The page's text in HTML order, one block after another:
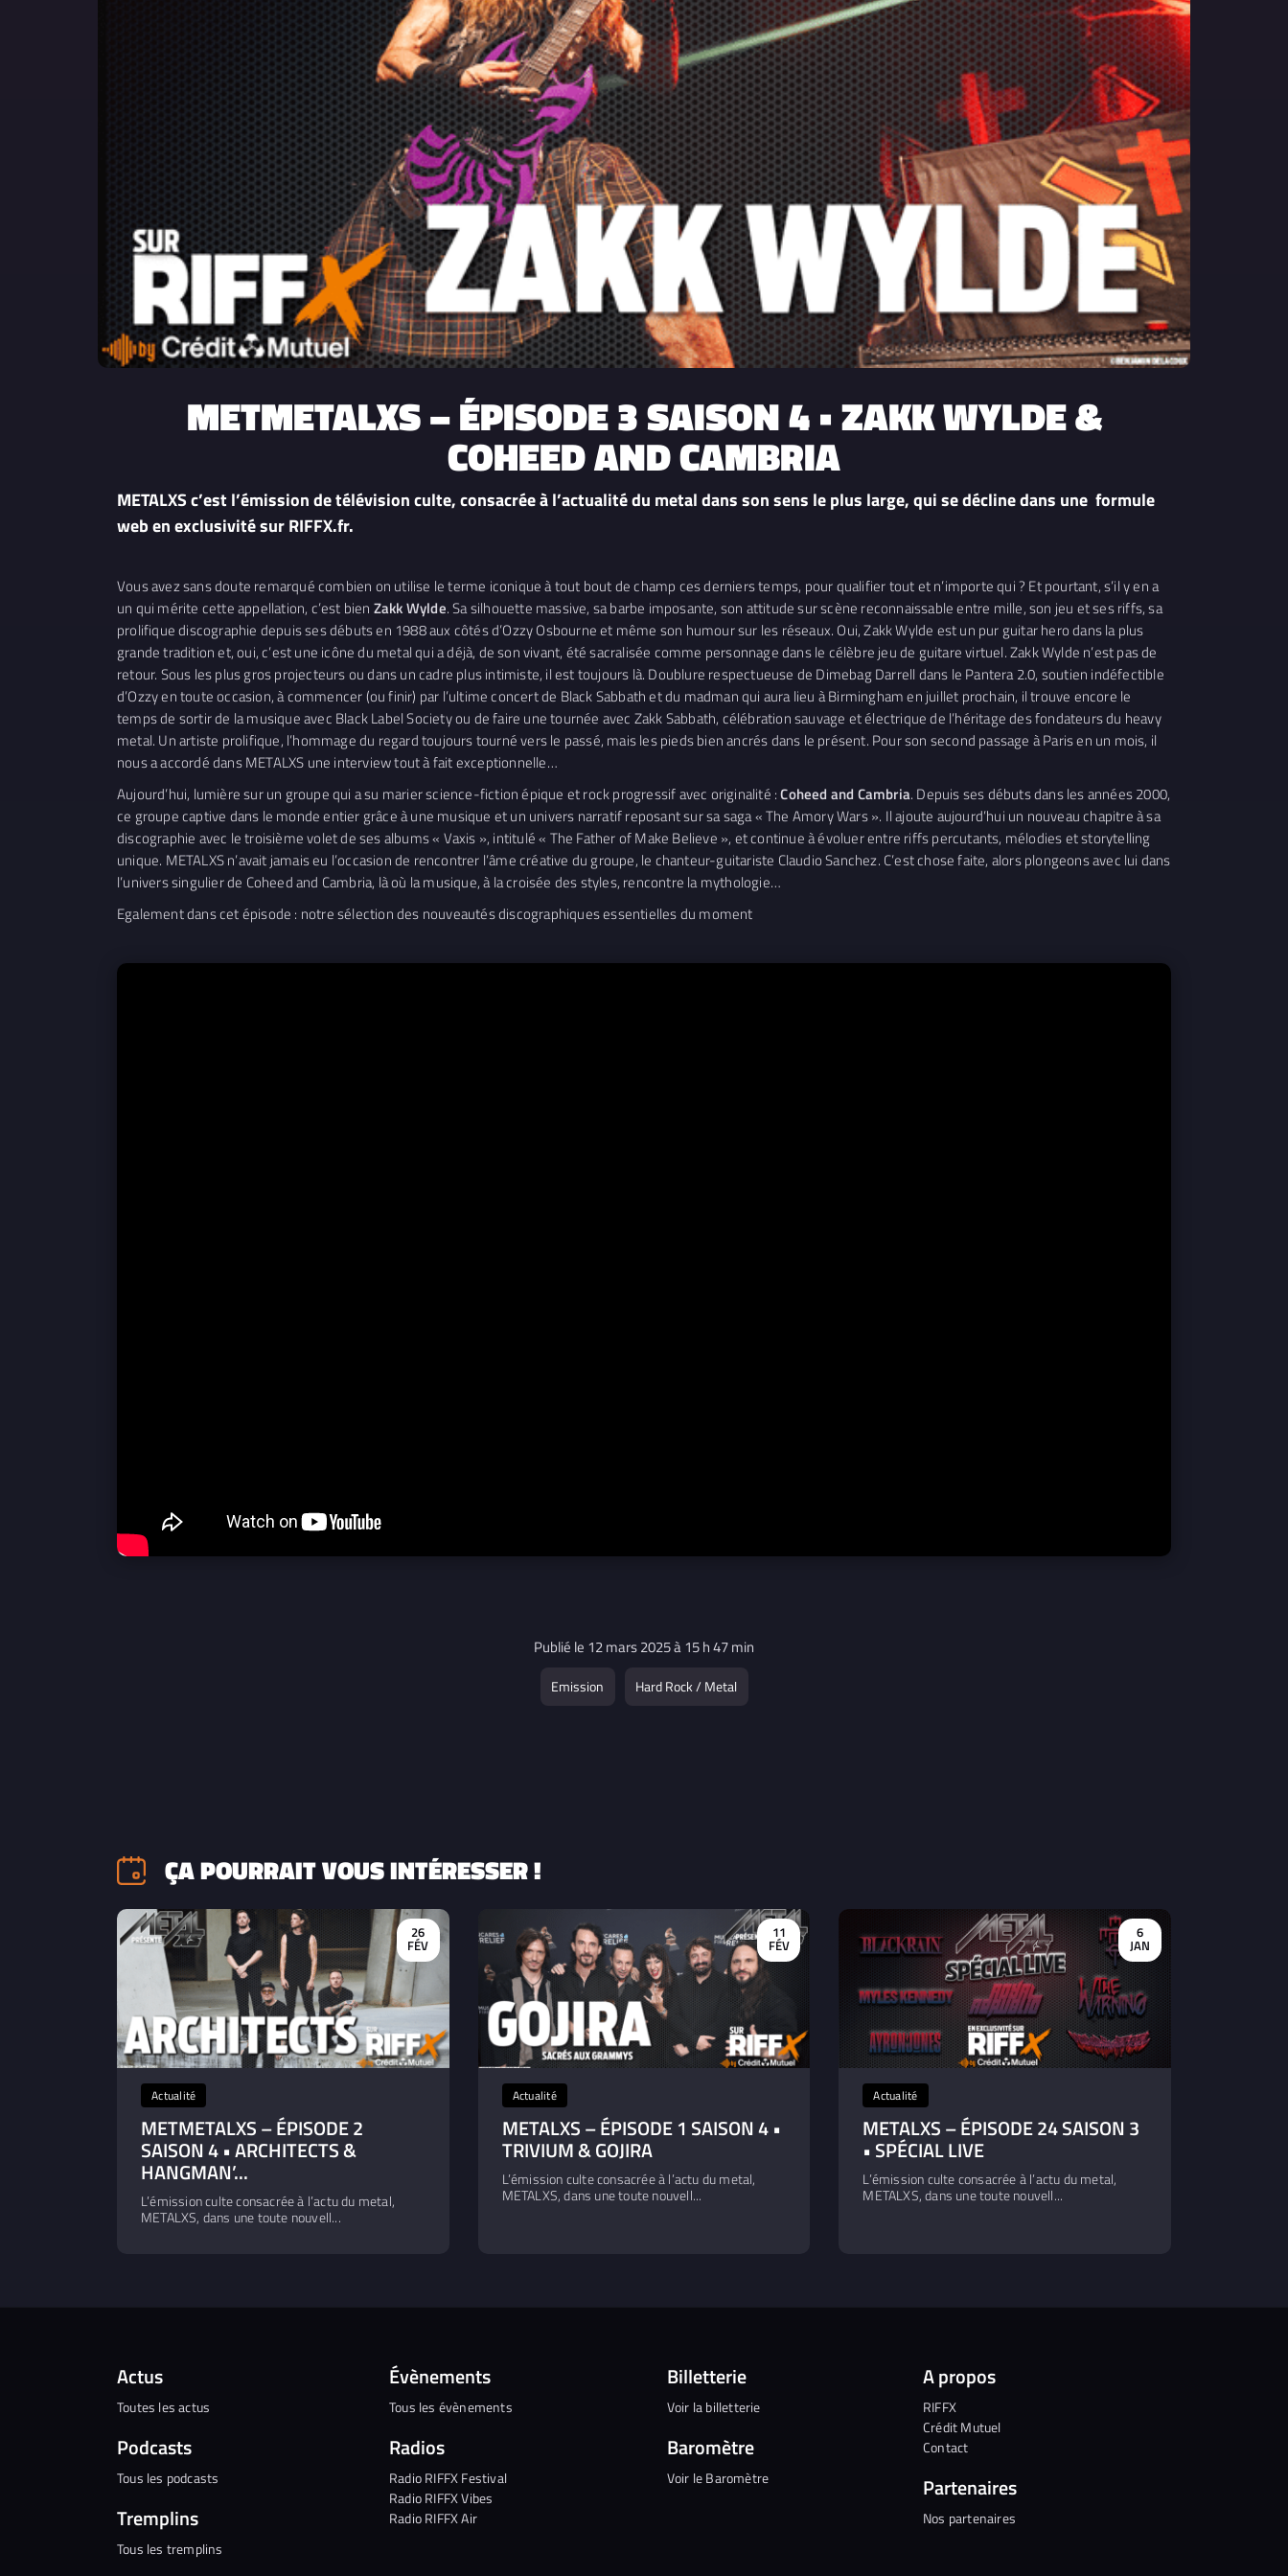
METMETALXS – ÉPISODE 3 SAISON 4 • ZAKK WYLDE &
COHEED AND CAMBRIA
METALXS c’est l’émission de télévision culte, consacrée à l’actualité du metal dans son sens le plus large, qui se décline dans une formule
web en exclusivité sur RIFFX.fr.
Vous avez sans doute remarqué combien on utilise le terme iconique à tout bout de champ ces derniers temps, pour qualifier tout et n’importe qui ? Et pourtant, s’il y en a
un qui mérite cette appellation, c’est bien Zakk Wylde. Sa silhouette massive, sa barbe imposante, son attitude sur scène reconnaissable entre mille, son jeu et ses riffs, sa
prolifique discographie depuis ses débuts en 1988 aux côtés d’Ozzy Osbourne et même son humour sur les réseaux. Oui, Zakk Wylde est un pur guitar hero dans la plus
grande tradition et, oui, c’est une icône du metal qui a déjà, de son vivant, été sacralisée comme personnage dans le célèbre jeu de guitare virtuel. Zakk Wylde n’est pas de
retour. Sous les plus gros projecteurs ou dans un cadre plus intimiste, il est toujours là. Doublure respectueuse de Dimebag Darrell dans le Pantera 2.0, soutien indéfectible
d’Ozzy en toute occasion, à commencer (ou finir) par l’ultime concert de Black Sabbath et du madman qui aura lieu à Birmingham en juillet prochain, il trouve encore le
temps de sortir de la musique avec Black Label Society ou de faire une tournée avec Zakk Sabbath, célébration sauvage et électrique de l’héritage des fondateurs du heavy
metal. Un artiste prolifique, l’hommage du regard toujours tourné vers le passé, mais les pieds bien ancrés dans le présent. Pour son second passage à Paris en un mois, il
nous a accordé dans METALXS une interview tout à fait exceptionnelle…
Aujourd’hui, lumière sur un groupe qui a su marier science-fiction épique et rock progressif avec originalité :Coheed and Cambria. Depuis ses débuts dans les années 2000,
ce groupe captive dans le monde entier grâce à une musique et un univers narratif reposant sur sa saga « The Amory Wars ». Il ajoute aujourd’hui un nouveau chapitre à sa
discographie avec le troisième volet de ses albums « Vaxis », intitulé « The Father of Make Believe », et continue à évoluer entre riffs percutants, mélodies et storytelling
unique. METALXS n’avait jamais eu l’occasion de rencontrer l’âme créative du groupe, le chanteur-guitariste Claudio Sanchez. C’est chose faite, alors plongeons avec lui dans
l’univers singulier de Coheed and Cambria, là où la musique, à la croisée des styles, rencontre la mythologie…
Egalement dans cet épisode : notre sélection des nouveautés discographiques essentielles du moment
Publié le 12 mars 2025 à 15 h 47 min
Emission Hard Rock / Metal
ÇA POURRAIT VOUS INTÉRESSER !
26
FÉV
Actualité
METMETALXS – ÉPISODE 2
SAISON 4 • ARCHITECTS &
HANGMAN’...
L’émission culte consacrée à l’actu du metal,
METALXS, dans une toute nouvell...
11
FÉV
Actualité
METALXS – ÉPISODE 1 SAISON 4 •
TRIVIUM & GOJIRA
L’émission culte consacrée à l’actu du metal,
METALXS, dans une toute nouvell...
6
JAN
Actualité
METALXS – ÉPISODE 24 SAISON 3
• SPÉCIAL LIVE
L’émission culte consacrée à l’actu du metal,
METALXS, dans une toute nouvell...
Actus
Toutes les actus
Podcasts
Tous les podcasts
Tremplins
Tous les tremplins
Évènements
Tous les évènements
Radios
Radio RIFFX Festival
Radio RIFFX Vibes
Radio RIFFX Air
Billetterie
Voir la billetterie
Baromètre
Voir le Baromètre
A propos
RIFFX
Crédit Mutuel
Contact
Partenaires
Nos partenaires